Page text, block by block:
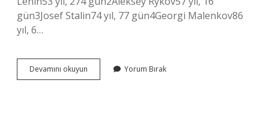
gün3Josef Stalin74 yıl, 77 gün4Georgi Malenkov86
yıl, 6…
Devamını okuyun
Neden
Yorum Bırak